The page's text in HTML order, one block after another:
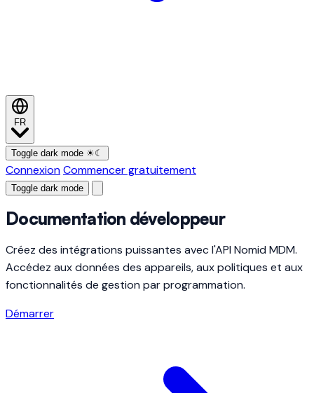
FR
Toggle dark mode ☀☾
ConnexionCommencer gratuitement
Toggle dark mode
Documentation développeur
Créez des intégrations puissantes avec l'API Nomid MDM.
Accédez aux données des appareils, aux politiques et aux
fonctionnalités de gestion par programmation.
Démarrer